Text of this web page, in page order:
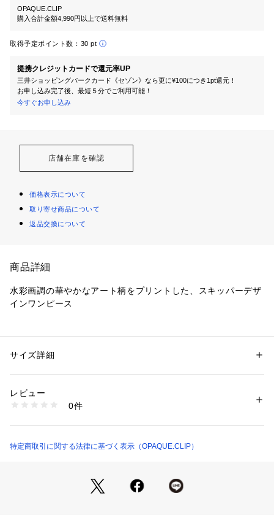
OPAQUE.CLIP
購入合計金額4,990円以上で送料無料
取得予定ポイント数： 30 pt
提携クレジットカードで還元率UP
三井ショッピングパークカード《セゾン》なら更に¥100につき1pt還元！
お申し込み完了後、最短５分でご利用可能！
今すぐお申し込み
店舗在庫を確認
価格表示について
取り寄せ商品について
返品交換について
商品詳細
水彩画調の華やかなアート柄をプリントした、スキッパーデザ
インワンピース
・顔まわりがすっきり見える、スキッパーデザイン。
・手首が出る袖丈で、これからの季節涼やかに、バランス良く
・マシンウォッシャブル、イージーアイロン機能付きでお手入
性別：レディース
素材：ポリエステル100％
商品番号：
637-55036 （ショップ）
サイズ詳細
レビュー
0件
特定商取引に関する法律に基づく表示（OPAQUE.CLIP）